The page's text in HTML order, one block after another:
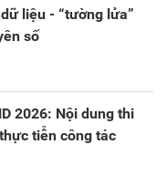
liệu - “tường lửa”
số
2026: Nội dung thi
tiễn công tác